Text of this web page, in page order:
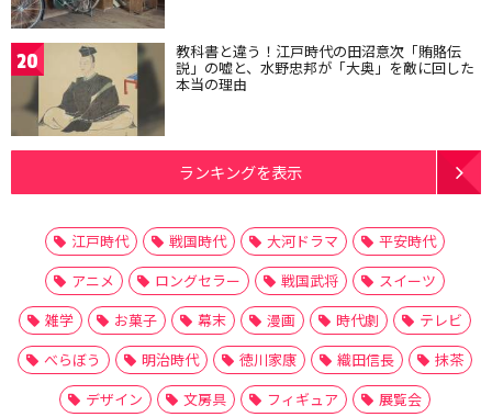
20 教科書と違う！江戸時代の田沼意次「賄賂伝
説」の嘘と、水野忠邦が「大奥」を敵に回した
本当の理由
ランキングを表示
江戸時代 戦国時代 大河ドラマ
平安時代
アニメ
ロングセラー 戦国武将
スイーツ
雑学
お菓子 幕末 漫画 時代劇
テレビ
べらぼう
明治時代 徳川家康 織田信長
抹茶
デザイン
文房具 フィギュア
展覧会